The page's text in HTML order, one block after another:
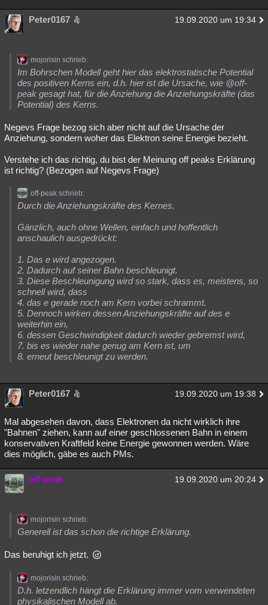
Peter0167 19.09.2020 um 19:34
mojorisin schrieb:
Im Bohrschen Modell geht hier das elektrostatische Potential
des positiven Kerns ein, d.h. hier ist die Ursache, wie @off-
peak gesagt hat, für die Anziehung die Anziehungskräfte (das
Potential) des Kerns.
Negevs Frage bezog sich aber nicht auf die Ursache der
Anziehung, sondern woher das Elektron seine Energie bezieht.
Verstehe ich das richtig, du bist der Meinung off peaks Erklärung
ist richtig? (Bezogen auf Negevs Frage)
off-peak schrieb:
Durch die Anziehungskräfte des Kernes.
Gänzlich, auch ohne Wellen, einfach und hoffentlich
anschaulich ausgedrückt:
1. Das e wird angezogen.
2. Dadurch auf seiner Bahn beschleunigt.
3. Diese Beschleunigung wird so stark, dass es, meistens, so
schnell wird, dass
4. das e gerade noch am Kern vorbei schrammt.
5. Dennoch wirken dessen Anziehungskräfte auf des e
weiterhin ein,
6. dessen Geschwindigkeit dadurch wieder gebremst wird,
7. bis es wieder nahe genug am Kern ist, um
8. erneut beschleunigt zu werden.
Peter0167 19.09.2020 um 19:38
Mal abgesehen davon, dass Elektronen da nicht wirklich ihre
"Bahnen" ziehen, kann auf einer geschlossenen Bahn in einem
konservativen Kraftfeld keine Energie gewonnen werden. Wäre
dies möglich, gäbe es auch PMs.
off-peak 19.09.2020 um 20:24
mojorisin schrieb:
Generell ist das schon die richtige Erklärung.
Das beruhigt ich jetzt.
mojorisin schrieb:
D.h. letzendlich hängt die Erklärung immer vom verwendeten
physikalischen Modell ab.